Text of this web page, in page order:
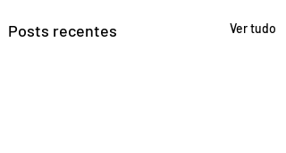
Posts recentes Ver tudo